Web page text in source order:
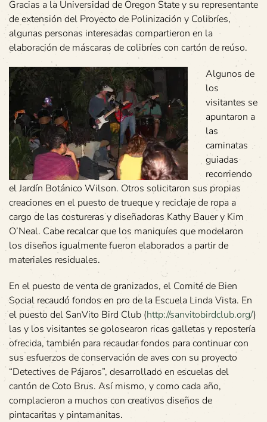
Gracias a la Universidad de Oregon State y su representante
de extensión del Proyecto de Polinización y Colibríes,
algunas personas interesadas compartieron en la
elaboración de máscaras de colibríes con cartón de reúso.
Algunos de
los
visitantes se
apuntaron a
las
caminatas
guiadas
recorriendo
el Jardín Botánico Wilson. Otros solicitaron sus propias
creaciones en el puesto de trueque y reciclaje de ropa a
cargo de las costureras y diseñadoras Kathy Bauer y Kim
O’Neal. Cabe recalcar que los maniquíes que modelaron
los diseños igualmente fueron elaborados a partir de
materiales residuales.
En el puesto de venta de granizados, el Comité de Bien
Social recaudó fondos en pro de la Escuela Linda Vista. En
el puesto del SanVito Bird Club (http://sanvitobirdclub.org/)
las y los visitantes se golosearon ricas galletas y repostería
ofrecida, también para recaudar fondos para continuar con
sus esfuerzos de conservación de aves con su proyecto
“Detectives de Pájaros”, desarrollado en escuelas del
cantón de Coto Brus. Así mismo, y como cada año,
complacieron a muchos con creativos diseños de
pintacaritas y pintamanitas.